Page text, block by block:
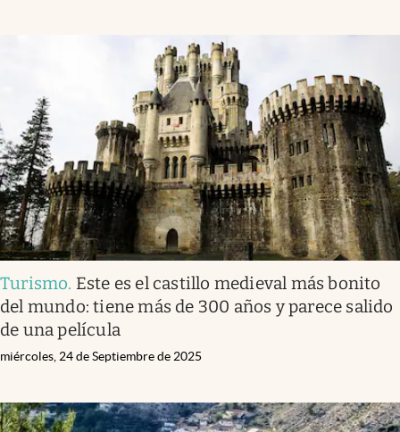
Turismo. Este es el castillo medieval más bonito
del mundo: tiene más de 300 años y parece salido
de una película
miércoles, 24 de Septiembre de 2025